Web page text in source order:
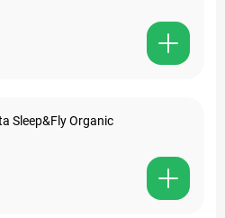
Sleep&Fly Organic